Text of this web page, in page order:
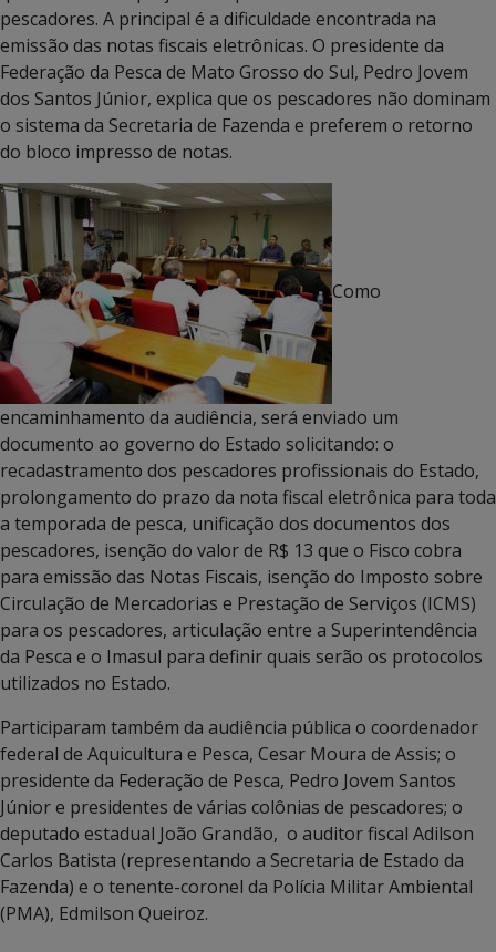
pescadores. A principal é a dificuldade encontrada na
emissão das notas fiscais eletrônicas. O presidente da
Federação da Pesca de Mato Grosso do Sul, Pedro Jovem
dos Santos Júnior, explica que os pescadores não dominam
o sistema da Secretaria de Fazenda e preferem o retorno
do bloco impresso de notas.
Como
encaminhamento da audiência, será enviado um
documento ao governo do Estado solicitando: o
recadastramento dos pescadores profissionais do Estado,
prolongamento do prazo da nota fiscal eletrônica para toda
a temporada de pesca, unificação dos documentos dos
pescadores, isenção do valor de R$ 13 que o Fisco cobra
para emissão das Notas Fiscais, isenção do Imposto sobre
Circulação de Mercadorias e Prestação de Serviços (ICMS)
para os pescadores, articulação entre a Superintendência
da Pesca e o Imasul para definir quais serão os protocolos
utilizados no Estado.
Participaram também da audiência pública o coordenador
federal de Aquicultura e Pesca, Cesar Moura de Assis; o
presidente da Federação de Pesca, Pedro Jovem Santos
Júnior e presidentes de várias colônias de pescadores; o
deputado estadual João Grandão, o auditor fiscal Adilson
Carlos Batista (representando a Secretaria de Estado da
Fazenda) e o tenente-coronel da Polícia Militar Ambiental
(PMA), Edmilson Queiroz.